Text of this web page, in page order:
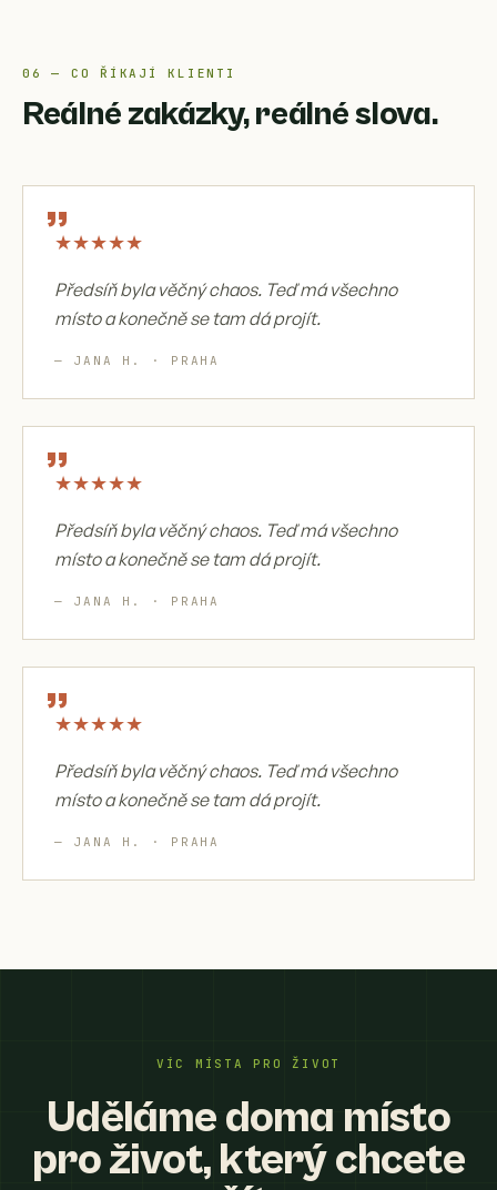
06 — CO ŘÍKAJÍ KLIENTI
Reálné zakázky, reálné slova.
„
★★★★★
Předsíň byla věčný chaos. Teď má všechno
místo a konečně se tam dá projít.
— JANA H. · PRAHA
„
★★★★★
Předsíň byla věčný chaos. Teď má všechno
místo a konečně se tam dá projít.
— JANA H. · PRAHA
„
★★★★★
Předsíň byla věčný chaos. Teď má všechno
místo a konečně se tam dá projít.
— JANA H. · PRAHA
VÍC MÍSTA PRO ŽIVOT
Uděláme doma místo
pro život, který chcete